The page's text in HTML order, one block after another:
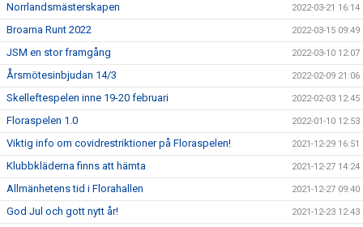
Norrlandsmästerskapen 2022-03-21 16:14
Broarna Runt 2022 2022-03-15 09:49
JSM en stor framgång 2022-03-10 12:07
Årsmötesinbjudan 14/3 2022-02-09 21:06
Skelleftespelen inne 19-20 februari 2022-02-03 12:45
Floraspelen 1.0 2022-01-10 12:53
Viktig info om covidrestriktioner på Floraspelen! 2021-12-29 16:51
Klubbkläderna finns att hämta 2021-12-27 14:24
Allmänhetens tid i Florahallen 2021-12-27 09:40
God Jul och gott nytt år! 2021-12-23 12:43